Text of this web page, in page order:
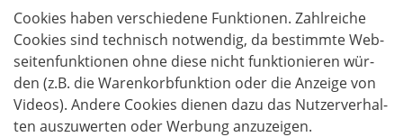
Coo­kies haben ver­schie­de­ne Funk­tio­nen. Zahl­rei­che
Coo­kies sind tech­nisch not­wen­dig, da bestimm­te Web­
sei­ten­funk­tio­nen ohne die­se nicht funk­tio­nie­ren wür­
den (z.B. die Waren­korb­funk­ti­on oder die Anzei­ge von
Vide­os). Ande­re Coo­kies die­nen dazu das Nut­zer­ver­hal­
ten aus­zu­wer­ten oder Wer­bung anzuzeigen.